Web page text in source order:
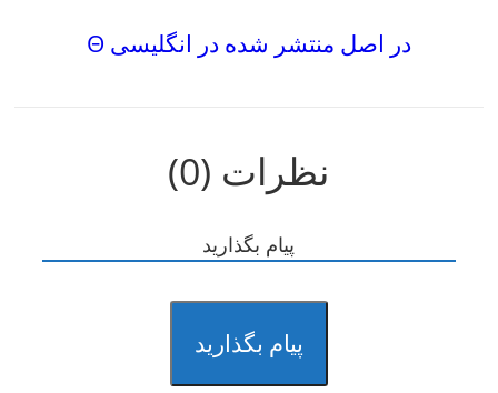
Θ در اصل منتشر شده در انگلیسی
نظرات (0)
پیام بگذارید
پیام بگذارید